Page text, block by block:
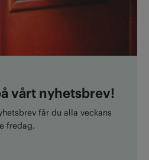
vårt nyhetsbrev!
får du alla veckans
fredag.